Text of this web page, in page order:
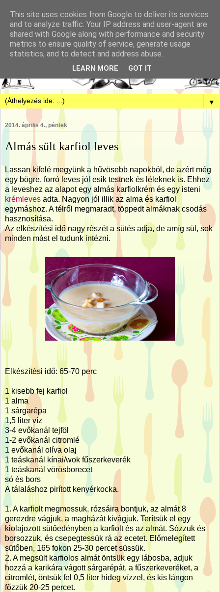
▼
2014. április 4., péntek
Almás sült karfiol leves
Lassan kifelé megyünk a hűvösebb napokból, de azért még
egy bögre, forró leves jól esik testnek és léleknek is. Ehhez
a leveshez az alapot egy almás karfiolkrém és egy isteni
krémleves adta. Nagyon jól illik az alma és karfiol
egymáshoz. A télről megmaradt, töppedt almáknak csodás
hasznosítása.
Az elkészítési idő nagy részét a sütés adja, de amíg sül, sok
minden mást el tudunk intézni.
Elkészítési idő: 65-70 perc
1 kisebb fej karfiol
1 alma
1 sárgarépa
1,5 liter víz
3-4 evőkanál tejföl
1-2 evőkanál citromlé
1 evőkanál olíva olaj
1 teáskanál kínai/wok fűszerkeverék
1 teáskanál vörösborecet
só és bors
A tálaláshoz pirított kenyérkocka.
1. A karfiolt megmossuk, rózsáira bontjuk, az almát 8
gerezdre vágjuk, a magházát kivágjuk. Terítsük el egy
kiolajozott sütőedényben a karfiolt és az almát. Sózzuk és
borsozzuk, és csepegtessük rá az ecetet. Előmelegített
sütőben, 165 fokon 25-30 percet süssük.
2. A megsült karfiolos almát öntsük egy lábosba, adjuk
hozzá a karikára vágott sárgarépát, a fűszerkeveréket, a
citromlét, öntsük fel 0,5 liter hideg vízzel, és kis lángon
főzzük 20-25 percet.
This site uses cookies from Google to deliver its services
and to analyze traffic. Your IP address and user-agent are
shared with Google along with performance and security
metrics to ensure quality of service, generate usage
statistics, and to detect and address abuse.
LEARN MORE GOT IT